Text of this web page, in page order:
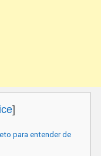
]
para entender de